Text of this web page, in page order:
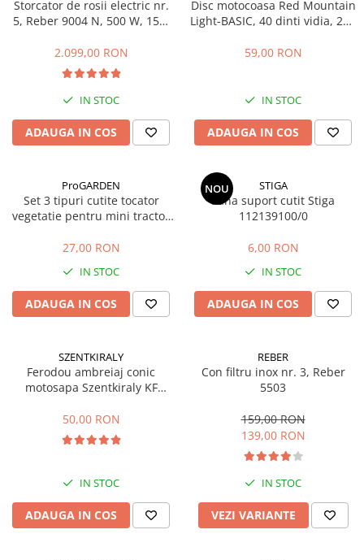
Masini de prelucrat fier-beton
Placi extra mari
Accesorii masini de taiat
Finisare si Prelucrare suprafete
Elicoptere pardoseala
Vibratoare beton
Scarificatoare beton
Aplicatoare cu banda
Accesorii prelucrare suprafete
Sisteme pompare
Pompe pentru zugravit si vopsit
Masini de tencuit
Pompe spuma poliuretanica
Echipamente marcaje rutiere
Compactoare
Cilindri vibrocompactori
Storcator de rosii electric nr.
5, Reber 9004 N, 500 W, 150-
2.099,00 RON
IN STOC
ADAUGA IN COS
Disc motocoasa Red Mountain
Light-BASIC, 40 dinti vidia, 255
59,00 RON
IN STOC
ADAUGA IN COS
ProGARDEN
Set 3 tipuri cutite tocator
vegetatie pentru mini tractor
27,00 RON
IN STOC
ADAUGA IN COS
NOU STIGA
Pana suport cutit Stiga
112139100/0
6,00 RON
IN STOC
ADAUGA IN COS
SZENTKIRALY
Ferodou ambreiaj conic
motosapa Szentkiraly KF
50,00 RON
IN STOC
ADAUGA IN COS
REBER
Con filtru inox nr. 3, Reber
5503
159,00 RON
139,00 RON
IN STOC
VEZI VARIANTE